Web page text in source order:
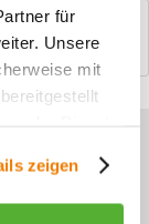
für
Unsere
mit
zeigen
mehr